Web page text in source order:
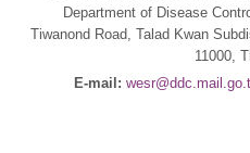
Department of Disease
Tiwanond Road, Talad Kwan
11000,
E-mail: